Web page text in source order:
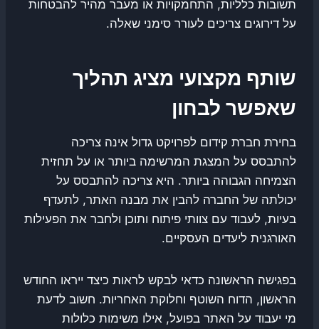
תשובות כלליות, התחמקויות או מעבר מהיר להבטחות
על דירוגים צריכים לעורר סימני שאלה.
שותף מקצועי מציג תהליך
שאפשר לבחון
בחירת חברת קידום לפרויקט גדול אינה צריכה
להתבסס על המצגת המרשימה ביותר או על תחזית
הצמיחה הגבוהה ביותר. היא צריכה להתבסס על
יכולתה של החברה להבין את מבנה האתר, לתעדף
בעיות, לעבוד עם צוותי פיתוח ותוכן ולחבר את הפעילות
האורגנית ליעדים העסקיים.
בפגישה הראשונה כדאי לבקש לראות כיצד ייראו החודש
הראשון, הדוח השוטף וחלוקת האחריות. חשוב לדעת
מי יעבוד על האתר בפועל, אילו משימות כלולות